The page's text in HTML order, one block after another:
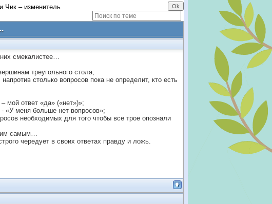
Чик – изменитель
смекалистее…
треугольного стола;
столько вопросов пока не определит, кто есть
мой ответ «да» («нет»)»;
«У меня больше нет вопросов»;
необходимых для того чтобы все трое опознали
им самым…
чередует в своих ответах правду и ложь.